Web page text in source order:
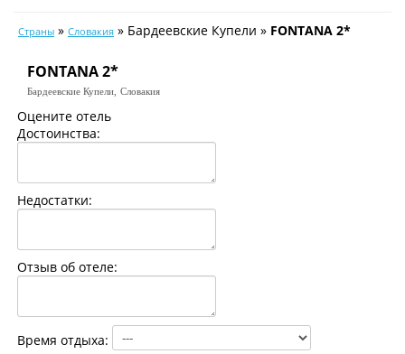
Календарь туров
Цены дня
Страны
Страны » Словакия » Бардеевские Купели » FONTANA 2*
FONTANA 2*
Бардеевские Купели, Словакия
Оцените отель
Достоинства:
Недостатки:
Отзыв об отеле:
Время отдыха: